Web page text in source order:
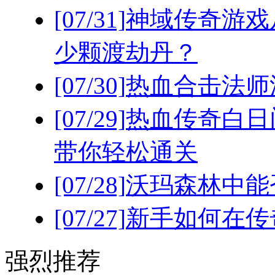
[07/31]神域传奇游
少颗渡劫丹？
[07/30]热血合击法
[07/29]热血传奇白
带你轻松通关
[07/28]沃玛森林中
[07/27]新手如何在
强烈推荐